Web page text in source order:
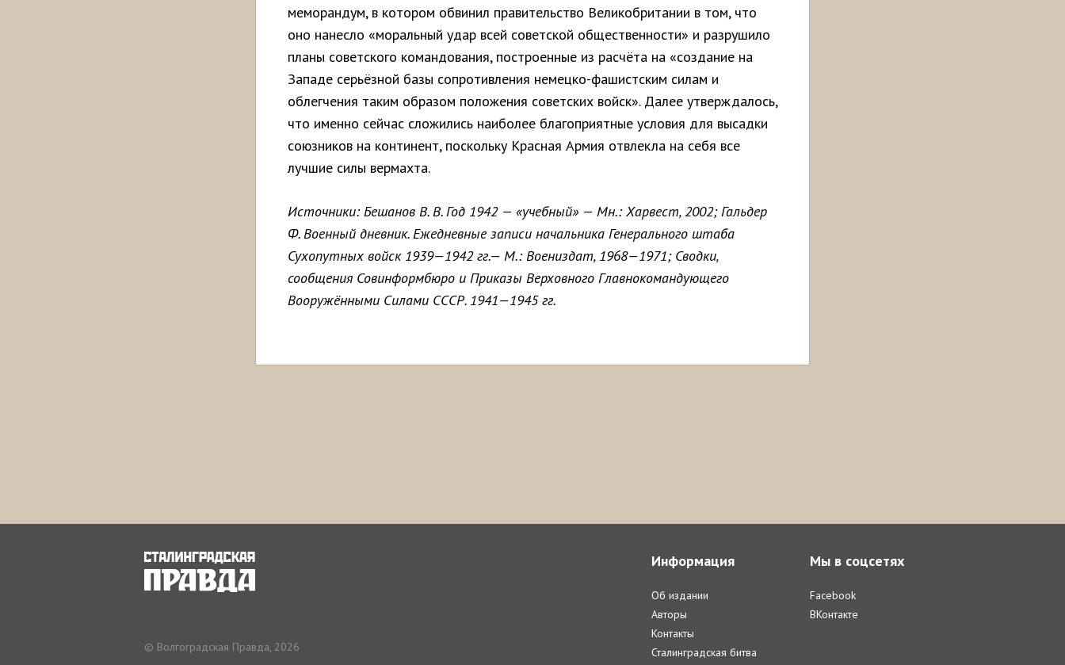
меморандум, в котором обвинил правительство Великобритании в том, что
оно нанесло «моральный удар всей советской общественности» и разрушило
планы советского командования, построенные из расчёта на «создание на
Западе серьёзной базы сопротивления немецко-фашистским силам и
облегчения таким образом положения советских войск». Далее утверждалось,
что именно сейчас сложились наиболее благоприятные условия для высадки
союзников на континент, поскольку Красная Армия отвлекла на себя все
лучшие силы вермахта.
Источники: Бешанов В. В. Год 1942 — «учебный» — Мн.: Харвест, 2002; Гальдер
Ф. Военный дневник. Ежедневные записи начальника Генерального штаба
Сухопутных войск 1939—1942 гг.— М.: Воениздат, 1968—1971; Сводки,
сообщения Совинформбюро и Приказы Верховного Главнокомандующего
Вооружёнными Силами СССР. 1941—1945 гг.
© Волгоградская Правда, 2026
Информация
Об издании
Авторы
Контакты
Сталинградская битва
Мы в соцсетях
Facebook
ВКонтакте